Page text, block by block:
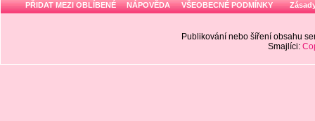
PŘIDAT MEZI OBLÍBENÉ NÁPOVĚDA VŠEOBECNÉ PODMÍNKY
Publikování nebo šíření obsahu
Smajlíci: